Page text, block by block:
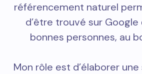
référencement naturel
d’être trouvé sur Google
bonnes personnes, au
Mon rôle est d’élaborer